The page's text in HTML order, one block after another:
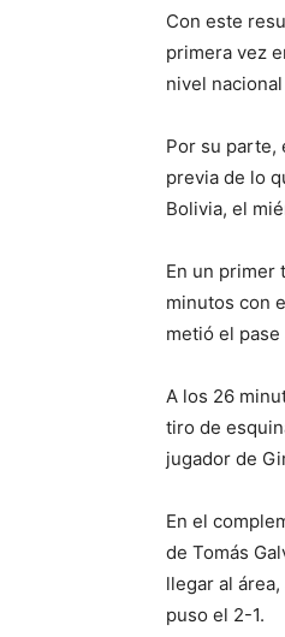
Con este
primera vez
nivel
Por su parte,
previa de lo
Bolivia, el
En un primer
minutos con
metió el
A los 26
tiro de
jugador de
En el
de Tomás
llegar al
puso el 2-1.